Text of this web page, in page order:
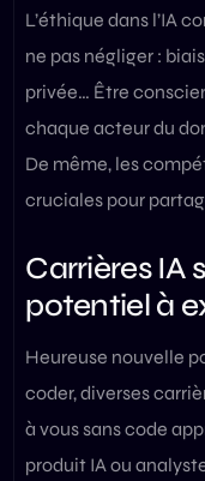
L’éthique dans l’IA
ne pas négliger :
privée… Être
chaque acteur du
De même, les
cruciales pour
Carrières IA
potentiel à
Heureuse nouvelle
coder, diverses
à vous sans code
produit IA ou